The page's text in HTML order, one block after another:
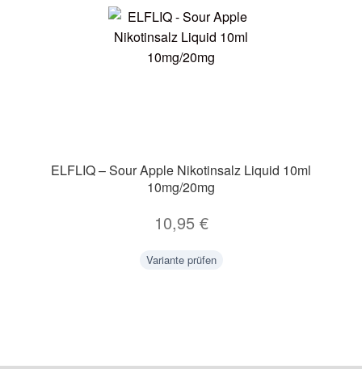
ELFLIQ – Sour Apple Nikotinsalz Liquid 10ml
10mg/20mg
10,95 €
Variante prüfen